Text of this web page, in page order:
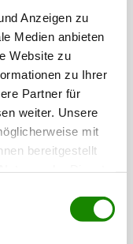
Anzeigen zu
Medien anbieten
Website zu
zu Ihrer
Partner für
weiter. Unsere
mit
bereitgestellt